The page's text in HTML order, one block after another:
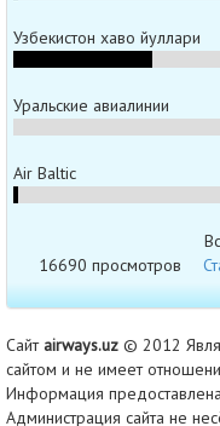
Узбекистон хаво йуллари
Уральские авиалинии
Air Baltic
16690 просмотров
Сайтairways.uz © 2012
сайтом и не имеет
Информация
Администрация сайта не